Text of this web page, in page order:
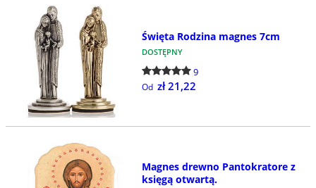
Święta Rodzina magnes 7cm
DOSTĘPNY
9
Od zł 21,22
Magnes drewno Pantokratore z
księgą otwartą.